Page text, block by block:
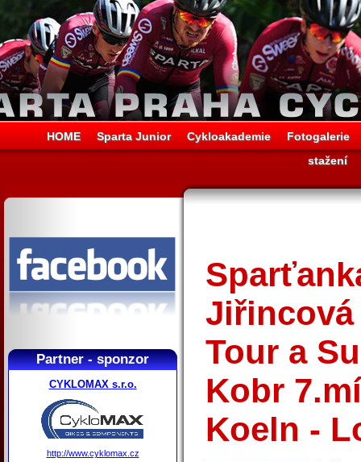
HOME Sparta Junior Cykloakademie
Fotogalerie
stažení
Partner - sponzor
CYKLOMAX s.r.o.
http://www.cyklomax.cz
Jiřincová
Tour a
Kobr
Koeln -